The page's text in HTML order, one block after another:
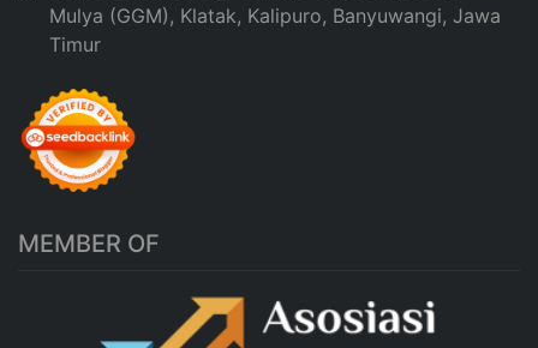
Mulya (GGM), Klatak, Kalipuro, Banyuwangi, Jawa
Timur
MEMBER OF